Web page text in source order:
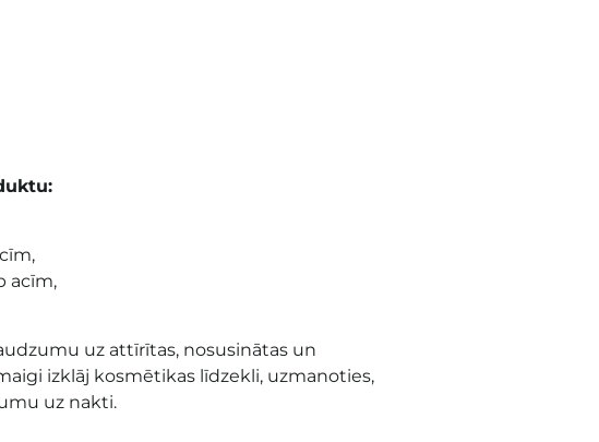
acīm,
uz attīrītas, nosusinātas un
izklāj kosmētikas līdzekli, uzmanoties,
uz nakti.